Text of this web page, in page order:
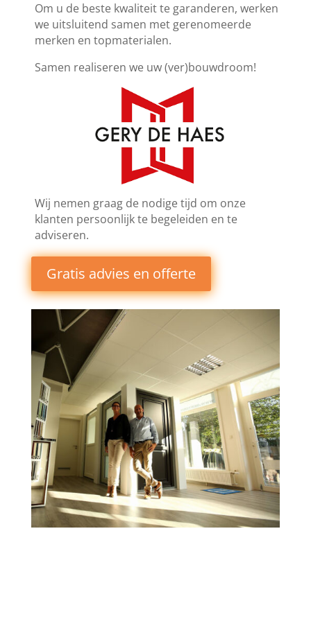
Om u de beste kwaliteit te garanderen, werken
we uitsluitend samen met gerenomeerde
merken en topmaterialen.
Samen realiseren we uw (ver)bouwdroom!
Wij nemen graag de nodige tijd om onze
klanten persoonlijk te begeleiden en te
adviseren.
Gratis advies en offerte